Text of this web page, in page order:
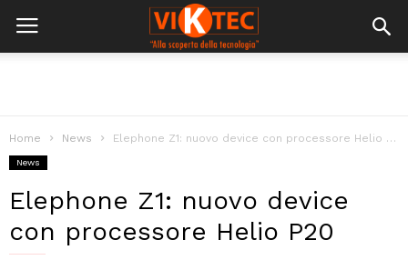
Home News Elephone Z1: nuovo device con processore Helio P20
News
Elephone Z1: nuovo device
con processore Helio P20